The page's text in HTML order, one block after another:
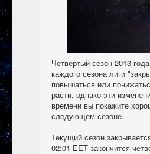
Четвертый сезон 2013
каждого сезона лиги
повышаться или
расти, однако эти
времени вы покажите
следующем сезоне.
Текущий сезон
02:01 EET закончится